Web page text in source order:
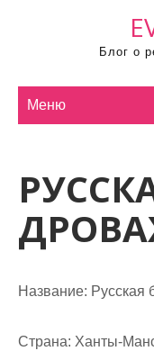
Блог о
Меню
Название: Русская
Страна: Ханты-